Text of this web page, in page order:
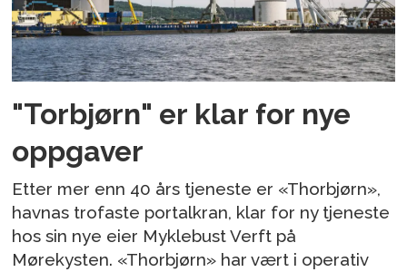
"Torbjørn" er klar for nye
oppgaver
Etter mer enn 40 års tjeneste er «Thorbjørn»,
havnas trofaste portalkran, klar for ny tjeneste
hos sin nye eier Myklebust Verft på
Mørekysten. «Thorbjørn» har vært i operativ